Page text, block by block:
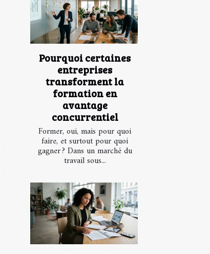
Pourquoi certaines
entreprises
transforment la
formation en
avantage
concurrentiel
Former, oui, mais pour quoi
faire, et surtout pour quoi
gagner ? Dans un marché du
travail sous...